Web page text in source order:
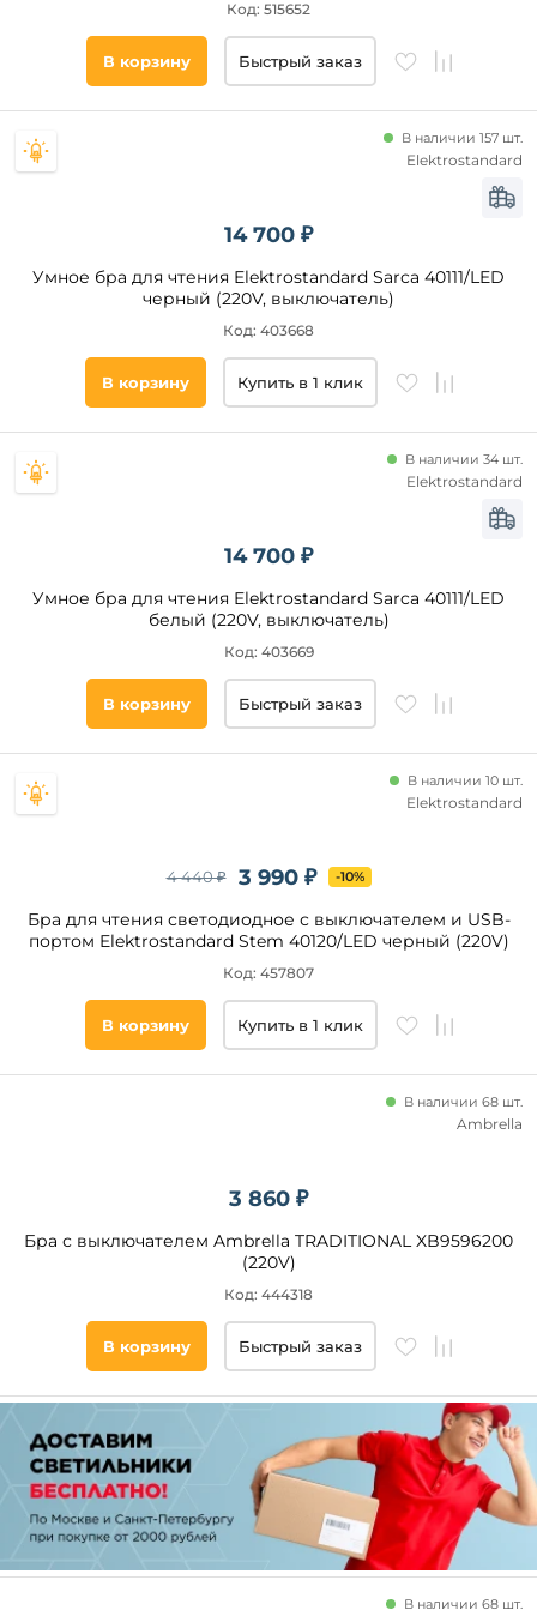
Код: 515652
В корзину Быстрый заказ
14 700 ₽
Умное бра для чтения Elektrostandard Sarca 40111/LED
черный (220V, выключатель)
В наличии 157 шт.
Код: 403668
Elektrostandard
В корзину Купить в 1 клик
14 700 ₽
Умное бра для чтения Elektrostandard Sarca 40111/LED
белый (220V, выключатель)
В наличии 34 шт.
Код: 403669
Elektrostandard
В корзину Быстрый заказ
3 990 ₽
4 440 ₽ -10%
Бра для чтения светодиодное с выключателем и USB-
портом Elektrostandard Stem 40120/LED черный (220V)
В наличии 10 шт.
Код: 457807
Elektrostandard
В корзину Купить в 1 клик
3 860 ₽
Бра с выключателем Ambrella TRADITIONAL XB9596200
(220V)
В наличии 68 шт.
Код: 444318
Ambrella
В корзину Быстрый заказ
В наличии 68 шт.